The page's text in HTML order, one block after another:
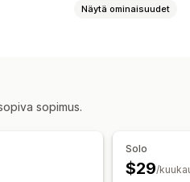
analytiikka
Näytä ominaisuudet
sopimus.
Solo
$29/